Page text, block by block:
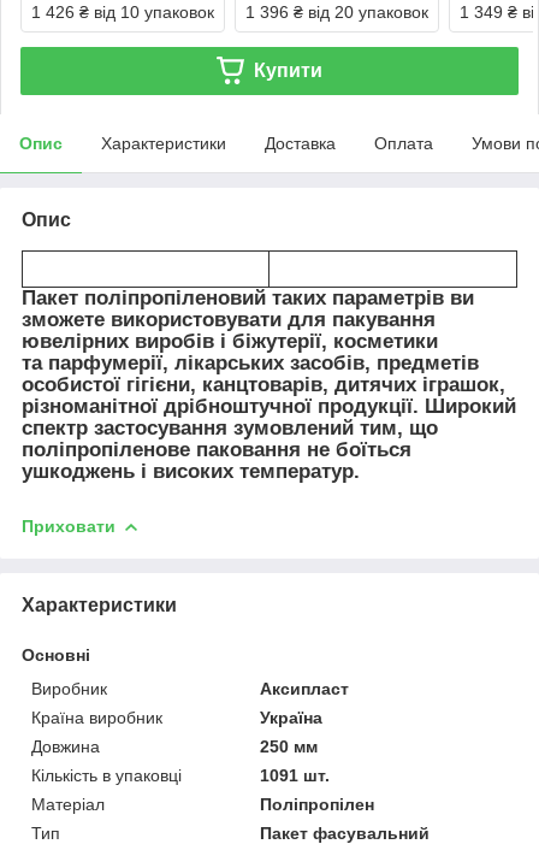
1 426 ₴ від 10 упаковок 1 396 ₴ від 20 упаковок 1 349 ₴
Купити
Опис Характеристики Доставка Оплата Умови
Опис
Пакет поліпропіленовий таких параметрів ви
зможете використовувати для пакування
ювелірних виробів і біжутерії, косметики
та парфумерії, лікарських засобів, предметів
особистої гігієни, канцтоварів, дитячих іграшок,
різноманітної дрібноштучної продукції. Широкий
спектр застосування зумовлений тим, що
поліпропіленове паковання не боїться
ушкоджень і високих температур.
Приховати
Характеристики
Основні
Виробник
Аксипласт
Країна виробник
Україна
Довжина
250 мм
Кількість в упаковці
1091 шт.
Матеріал
Поліпропілен
Тип
Пакет фасувальний